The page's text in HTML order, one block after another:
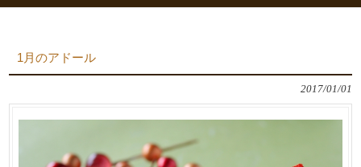
1月のアドール
2017/01/01